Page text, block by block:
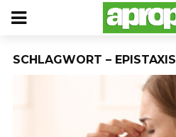
SCHLAGWORT – EPISTAXIS